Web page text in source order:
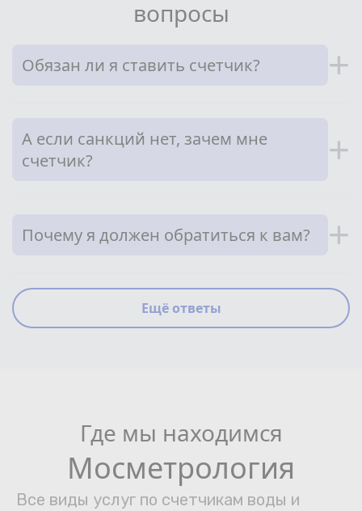
вопросы
Обязан ли я ставить счетчик? +
А если санкций нет, зачем мне
счетчик?
+
Почему я должен обратиться к вам? +
Ещё ответы
Где мы находимся
Мосметрология
Все виды услуг по счетчикам воды и